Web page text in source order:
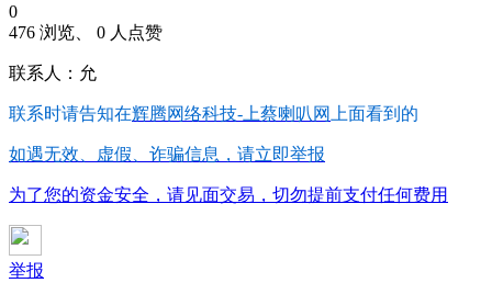
0
476 浏览、 0 人点赞
联系人：允
联系时请告知在辉腾网络科技-上蔡喇叭网 上面看到的
如遇无效、虚假、诈骗信息，请立即举报
为了您的资金安全，请见面交易，切勿提前支付任何费用
举报